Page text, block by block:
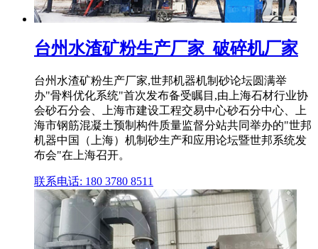
台州水渣矿粉生产厂家_破碎机厂家
台州水渣矿粉生产厂家,世邦机器机制砂论坛圆满举
办"骨料优化系统"首次发布备受瞩目,由上海石材行业协
会砂石分会、上海市建设工程交易中心砂石分中心、上
海市钢筋混凝土预制构件质量监督分站共同举办的"世邦
机器中国（上海）机制砂生产和应用论坛暨世邦系统发
布会"在上海召开。
联系电话: 180 3780 8511